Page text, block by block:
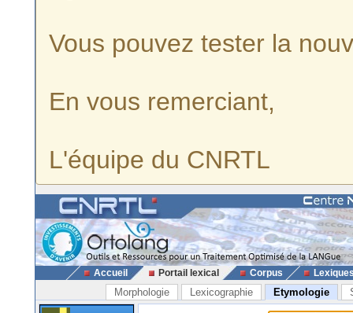
Vous pouvez tester la
En vous remerciant,
L'équipe du CNRTL
Accueil Portail lexical Corpus
Morphologie Lexicographie Etymologie